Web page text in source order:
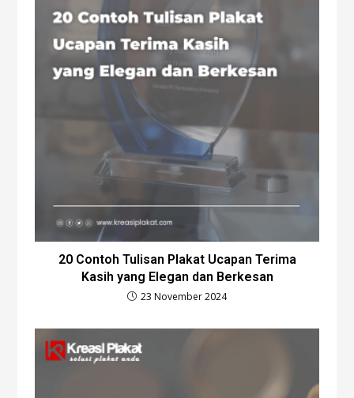
20 Contoh Tulisan Plakat Ucapan Terima
Kasih yang Elegan dan Berkesan
23 November 2024